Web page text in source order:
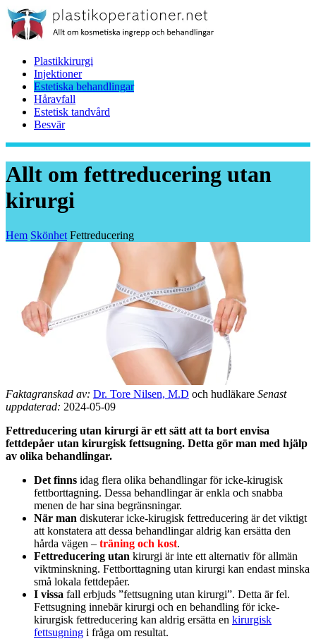
Plastikkirurgi
Injektioner
Estetiska behandlingar
Håravfall
Estetisk tandvård
Besvär
Allt om fettreducering utan
kirurgi
Hem Skönhet Fettreducering
Faktagranskad av: Dr. Tore Nilsen, M.D och hudläkare Senast
uppdaterad: 2024-05-09
Fettreducering utan kirurgi är ett sätt att ta bort envisa
fettdepåer utan kirurgisk fettsugning. Detta gör man med hjälp
av olika behandlingar.
Det finns idag flera olika behandlingar för icke-kirugisk
fettborttagning. Dessa behandlingar är enkla och snabba
menen de har sina begränsningar.
När man diskuterar icke-kirugisk fettreducering är det viktigt
att konstatera att dessa behandlingar aldrig kan ersätta den
hårda vägen – träning och kost.
Fettreducering utan kirurgi är inte ett alternativ för allmän
viktminskning. Fettborttagning utan kirurgi kan endast minska
små lokala fettdepåer.
I vissa fall erbjuds ”fettsugning utan kirurgi”. Detta är fel.
Fettsugning innebär kirurgi och en behandling för icke-
kirurgisk fettreducering kan aldrig ersätta en kirurgisk
fettsugning i fråga om resultat.